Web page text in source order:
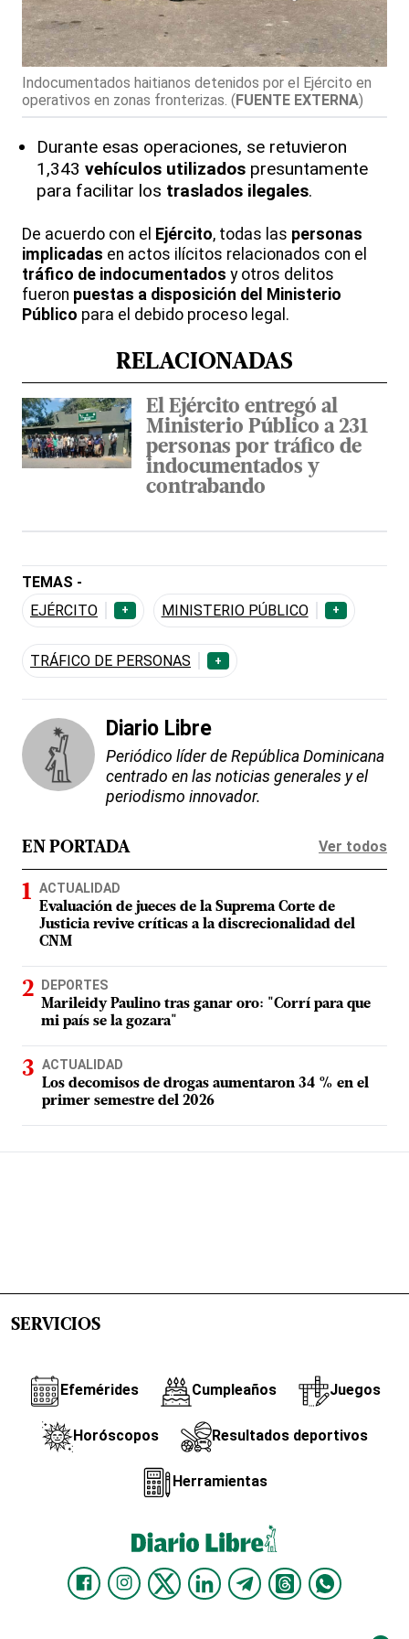
Indocumentados haitianos detenidos por el Ejército en
operativos en zonas fronterizas. (FUENTE EXTERNA)
Durante esas operaciones, se retuvieron
1,343 vehículos utilizados presuntamente
para facilitar los traslados ilegales.
De acuerdo con el Ejército, todas las personas
implicadas en actos ilícitos relacionados con el
tráfico de indocumentados y otros delitos
fueron puestas a disposición del Ministerio
Público para el debido proceso legal.
RELACIONADAS
El Ejército entregó al
Ministerio Público a 231
personas por tráfico de
indocumentados y
contrabando
TEMAS -
EJÉRCITO
+ MINISTERIO PÚBLICO +
TRÁFICO DE PERSONAS +
Diario Libre
Periódico líder de República Dominicana
centrado en las noticias generales y el
periodismo innovador.
EN PORTADA Ver todos
ACTUALIDAD
Evaluación de jueces de la Suprema Corte de
Justicia revive críticas a la discrecionalidad del
CNM
DEPORTES
Marileidy Paulino tras ganar oro: "Corrí para que
mi país se la gozara"
ACTUALIDAD
Los decomisos de drogas aumentaron 34 % en el
primer semestre del 2026
SERVICIOS
Efemérides Cumpleaños Juegos
Horóscopos Resultados deportivos
Herramientas